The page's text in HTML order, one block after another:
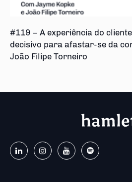
#119 – A experiência do
decisivo para afastar-se da
João Filipe Torneiro